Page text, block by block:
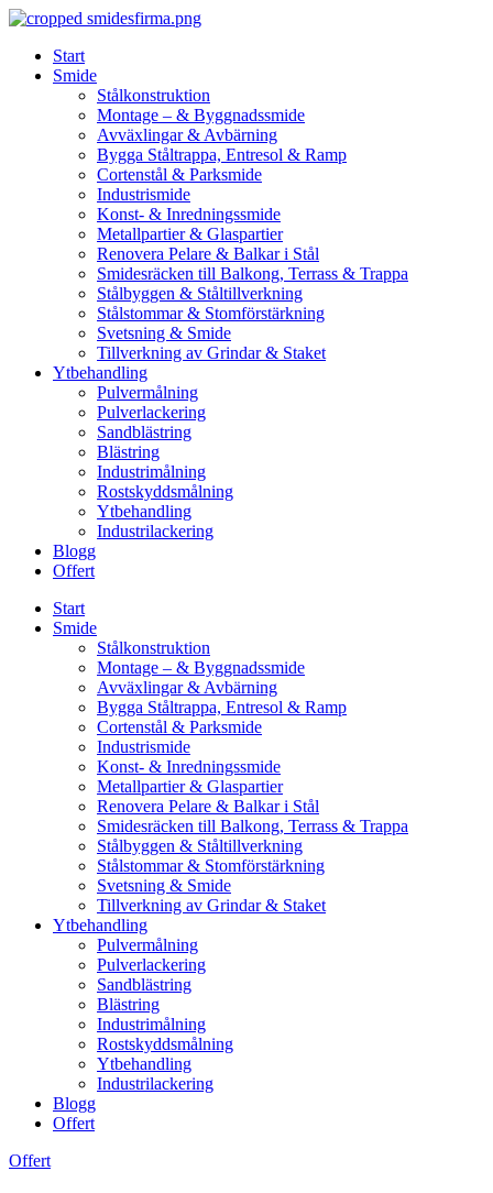
Skip
contentStart
Smide
Stålkonstruktion
Montage – & Byggnadssmide
Avväxlingar & Avbärning
Bygga Ståltrappa, Entresol & Ramp
Cortenstål & Parksmide
Industrismide
Konst- & Inredningssmide
Metallpartier & Glaspartier
Renovera Pelare & Balkar i Stål
Smidesräcken till Balkong, Terrass & Trappa
Stålbyggen & Ståltillverkning
Stålstommar & Stomförstärkning
Svetsning & Smide
Tillverkning av Grindar & Staket
Ytbehandling
Pulvermålning
Pulverlackering
Sandblästring
Blästring
Industrimålning
Rostskyddsmålning
Ytbehandling
Industrilackering
Blogg
Offert
Start
Smide
Stålkonstruktion
Montage – & Byggnadssmide
Avväxlingar & Avbärning
Bygga Ståltrappa, Entresol & Ramp
Cortenstål & Parksmide
Industrismide
Konst- & Inredningssmide
Metallpartier & Glaspartier
Renovera Pelare & Balkar i Stål
Smidesräcken till Balkong, Terrass & Trappa
Stålbyggen & Ståltillverkning
Stålstommar & Stomförstärkning
Svetsning & Smide
Tillverkning av Grindar & Staket
Ytbehandling
Pulvermålning
Pulverlackering
Sandblästring
Blästring
Industrimålning
Rostskyddsmålning
Ytbehandling
Industrilackering
Blogg
Offert
Offert